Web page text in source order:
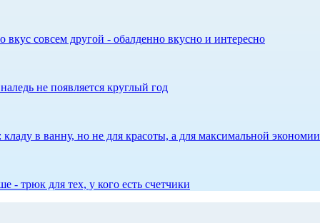
совсем другой - обалденно вкусно и интересно
не появляется круглый год
в ванну, но не для красоты, а для максимальной экономии
- трюк для тех, у кого есть счетчики